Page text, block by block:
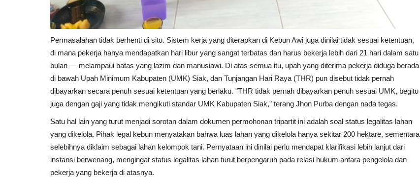
Permasalahan tidak berhenti di situ. Sistem kerja yang diterapkan di Kebun Awi juga dinilai tidak sesuai ketentuan,
di mana pekerja hanya mendapatkan hari libur yang sangat terbatas dan harus bekerja lebih dari 21 hari dalam satu
bulan — melampaui batas yang lazim dan manusiawi. Di atas semua itu, upah yang diterima pekerja diduga berada
di bawah Upah Minimum Kabupaten (UMK) Siak, dan Tunjangan Hari Raya (THR) pun disebut tidak pernah
dibayarkan secara penuh sesuai ketentuan yang berlaku. "THR tidak pernah dibayarkan penuh sesuai UMK, begitu
juga dengan gaji yang tidak mengikuti standar UMK Kabupaten Siak," terang Jhon Purba dengan nada tegas.
Satu hal lain yang turut menjadi sorotan dalam dokumen permohonan tripartit ini adalah soal status legalitas lahan
yang dikelola. Pihak legal kebun menyatakan bahwa luas lahan yang dikelola hanya sekitar 200 hektare, sementara
selebihnya diklaim sebagai lahan kelompok tani. Pernyataan ini dinilai perlu mendapat klarifikasi lebih lanjut dari
instansi berwenang, mengingat status legalitas lahan turut berpengaruh pada relasi hukum antara pengelola dan
pekerja yang bekerja di atasnya.